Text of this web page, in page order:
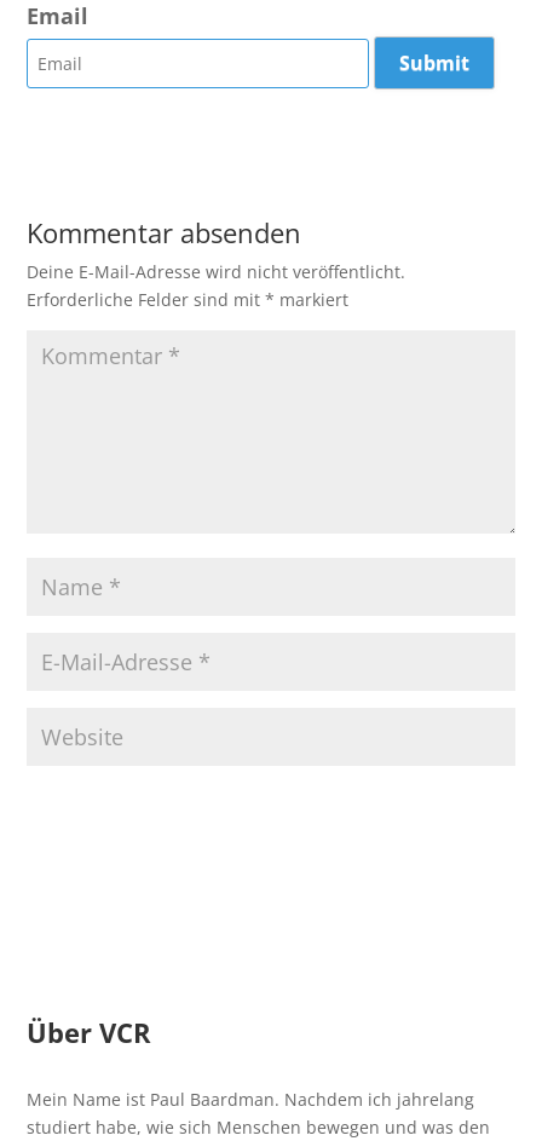
Email
Kommentar absenden
Deine E-Mail-Adresse wird nicht veröffentlicht.
Erforderliche Felder sind mit* markiert
Über VCR
Mein Name ist Paul Baardman. Nachdem ich jahrelang
studiert habe, wie sich Menschen bewegen und was den